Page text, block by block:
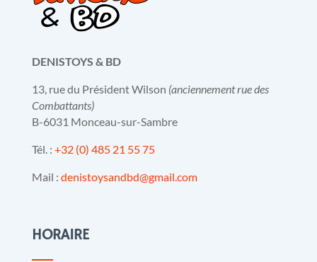
DENISTOYS & BD
13, rue du Président Wilson (anciennement rue des
Combattants)
B-6031 Monceau-sur-Sambre
Tél. : +32 (0) 485 21 55 75
Mail : denistoysandbd@gmail.com
HORAIRE